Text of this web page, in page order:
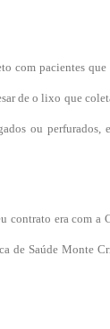
com pacientes que
de o lixo que
ou
contrato era com a
de Saúde Monte